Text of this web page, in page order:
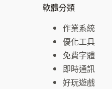
軟體分類
作業系統
優化工具
免費字體
即時通訊
好玩遊戲